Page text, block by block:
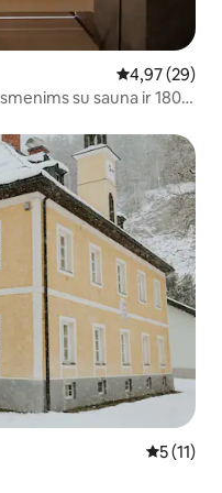
Vidutinis
4,97 (29)
su sauna ir 180°
Vidutinis
5 (11)